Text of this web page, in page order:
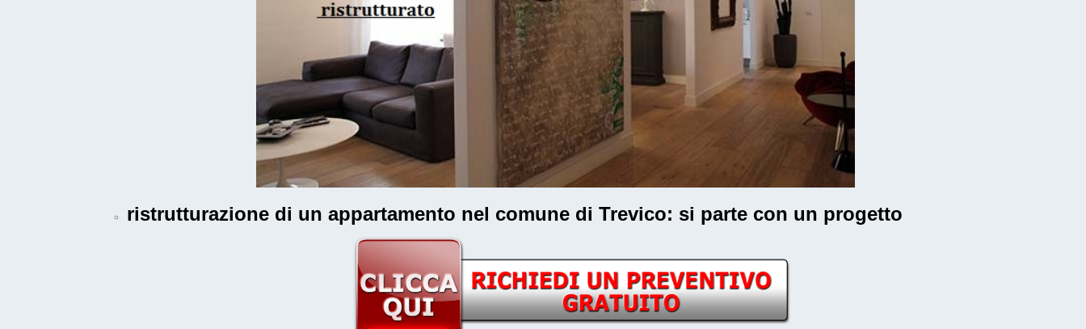
ristrutturazione di un appartamento nel comune di Trevico: si parte con un progetto